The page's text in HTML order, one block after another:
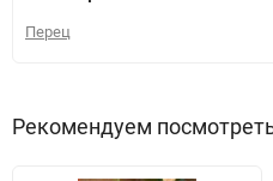
Перец
Рекомендуем